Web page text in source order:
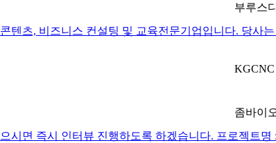
부루스디
츠, 비즈니스 컨설팅 및 교육전문기업입니다. 당사
KGCNC
좀바이
시면 즉시 인터뷰 진행하도록 하겠습니다. 프로젝트